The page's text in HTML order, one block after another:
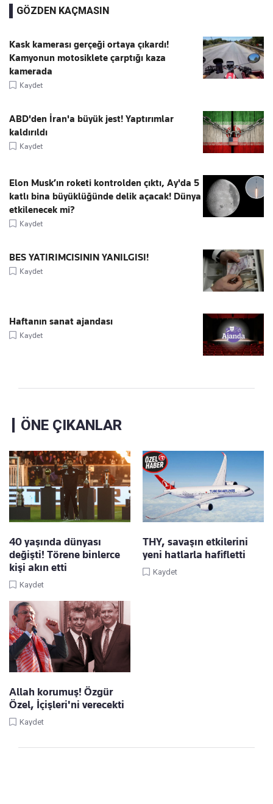
GÖZDEN KAÇMASIN
Kask kamerası gerçeği ortaya çıkardı!
Kamyonun motosiklete çarptığı kaza
kamerada
Kaydet
ABD'den İran'a büyük jest! Yaptırımlar
kaldırıldı
Kaydet
Elon Musk’ın roketi kontrolden çıktı, Ay'da 5
katlı bina büyüklüğünde delik açacak! Dünya
etkilenecek mi?
Kaydet
BES YATIRIMCISININ YANILGISI!
Kaydet
Haftanın sanat ajandası
Kaydet
ÖNE ÇIKANLAR
40 yaşında dünyası
değişti! Törene binlerce
kişi akın etti
Kaydet
THY, savaşın etkilerini
yeni hatlarla hafifletti
Kaydet
Allah korumuş! Özgür
Özel, İçişleri'ni verecekti
Kaydet